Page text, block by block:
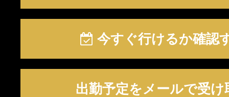
今すぐ行けるか確認
出勤予定をメールで受け